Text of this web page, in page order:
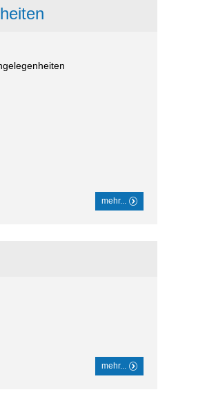
mehr...
mehr...